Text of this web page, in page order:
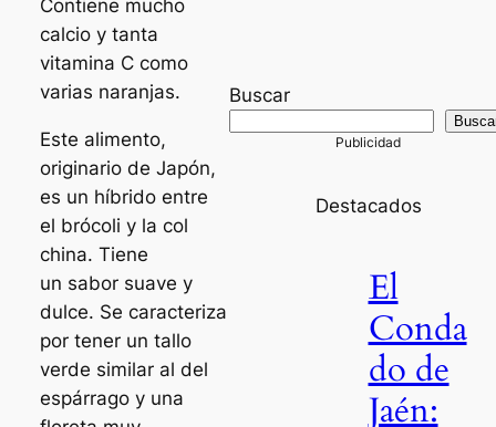
Contiene mucho
calcio y tanta
vitamina C como
varias naranjas.
Este alimento,
originario de Japón,
es un híbrido entre
el brócoli y la col
china. Tiene
un sabor suave y
dulce. Se caracteriza
por tener un tallo
verde similar al del
espárrago y una
Buscar
Destacados
El
Conda
do de
Jaén: